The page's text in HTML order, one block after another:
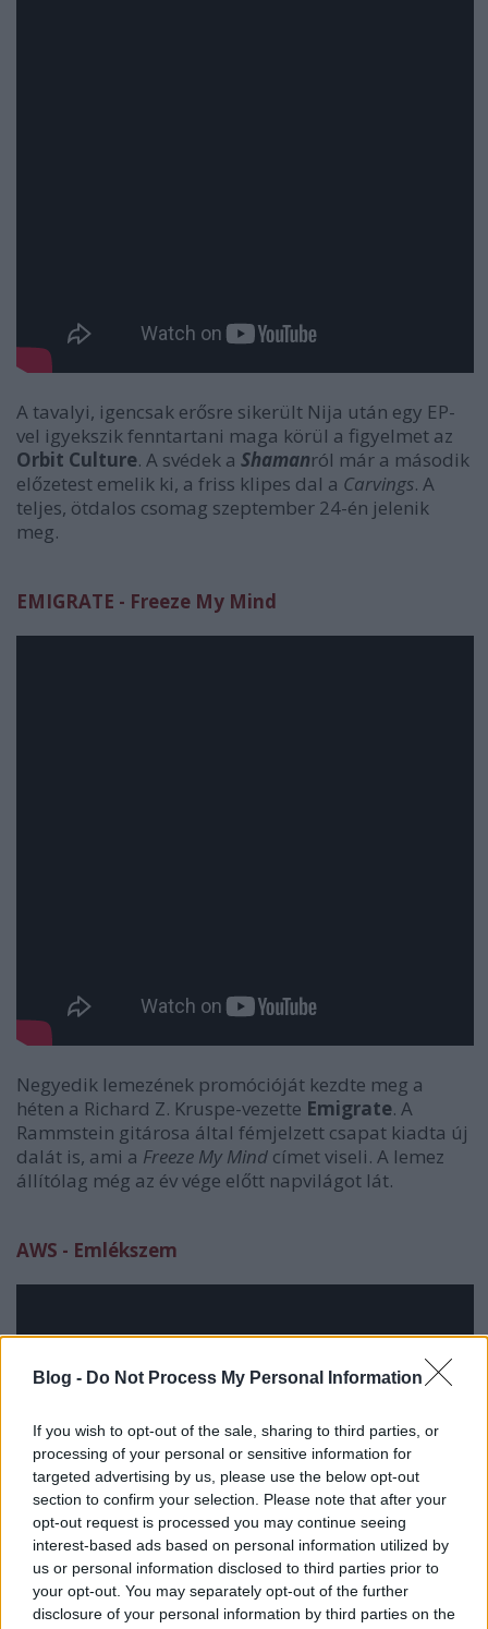
Blog - Do Not Process My Personal Information
If you wish to opt-out of the sale, sharing to third parties, or
processing of your personal or sensitive information for
targeted advertising by us, please use the below opt-out
section to confirm your selection. Please note that after your
opt-out request is processed you may continue seeing
interest-based ads based on personal information utilized by
us or personal information disclosed to third parties prior to
your opt-out. You may separately opt-out of the further
disclosure of your personal information by third parties on the
A tavalyi, igencsak erősre sikerült Nija után egy EP-
vel igyekszik fenntartani maga körül a figyelmet az
Orbit Culture. A svédek a Shamanról már a második
előzetest emelik ki, a friss klipes dal a Carvings. A
teljes, ötdalos csomag szeptember 24-én jelenik
meg.
EMIGRATE - Freeze My Mind
Negyedik lemezének promócióját kezdte meg a
héten a Richard Z. Kruspe-vezette Emigrate. A
Rammstein gitárosa által fémjelzett csapat kiadta új
dalát is, ami a Freeze My Mind címet viseli. A lemez
állítólag még az év vége előtt napvilágot lát.
AWS - Emlékszem